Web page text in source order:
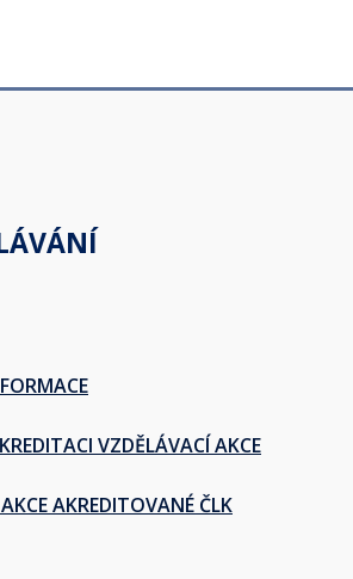
VZDĚLÁVACÍ AKCE
AKREDITOVANÉ ČLK